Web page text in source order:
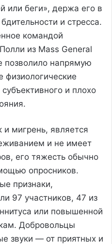
или беги», держа его в
и стресса.
командой
из Mass General
напрямую
физиологические
и плохо
и мигрень, является
и не имеет
его тяжесть обычно
опросников.
признаки,
97 участников, 47 из
или повышенной
Добровольцы
звуки — от приятных и